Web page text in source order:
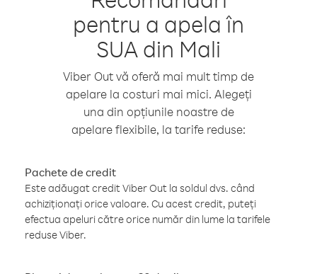
pentru a apela în
SUA din Mali
Viber Out vă oferă mai mult timp de
apelare la costuri mai mici. Alegeți
una din opțiunile noastre de
apelare flexibile, la tarife reduse:
Pachete de credit
Este adăugat credit Viber Out la soldul dvs. când
achiziționați orice valoare. Cu acest credit, puteți
efectua apeluri către orice număr din lume la tarifele
reduse Viber.